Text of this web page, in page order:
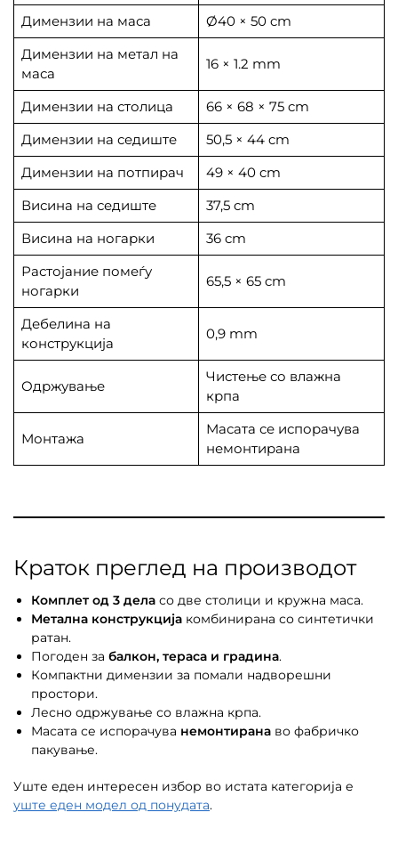
Димензии на маса
Ø40 × 50 cm
Димензии на метал на
маса
16 × 1.2 mm
Димензии на столица
66 × 68 × 75 cm
Димензии на седиште
50,5 × 44 cm
Димензии на потпирач
49 × 40 cm
Висина на седиште
37,5 cm
Висина на ногарки
36 cm
Растојание помеѓу
ногарки
65,5 × 65 cm
Дебелина на
конструкција
0,9 mm
Одржување
Чистење со влажна
крпа
Монтажа
Масата се испорачува
немонтирана
Краток преглед на производот
Комплет од 3 дела со две столици и кружна маса.
Метална конструкција комбинирана со синтетички
ратан.
Погоден за балкон, тераса и градина.
Компактни димензии за помали надворешни
простори.
Лесно одржување со влажна крпа.
Масата се испорачува немонтирана во фабричко
пакување.
Уште еден интересен избор во истата категорија е
уште еден модел од понудата.